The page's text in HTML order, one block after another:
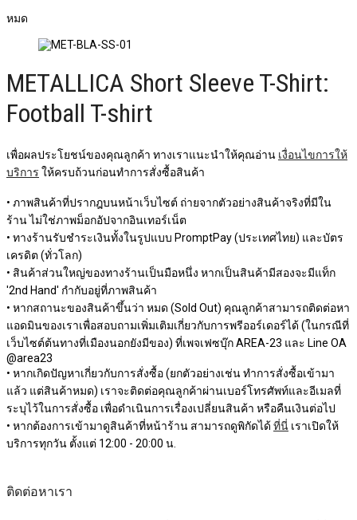
หมด
METALLICA Short Sleeve T-Shirt:
Football T-shirt
เพื่อผลประโยชน์ของคุณลูกค้า ทางเราแนะนำให้คุณอ่าน เงื่อนไขการให้
บริการ ให้ครบถ้วนก่อนทำการสั่งซื้อสินค้า
• ภาพสินค้าที่ปรากฎบนหน้าเว็บไซต์ ถ่ายจากตัวอย่างสินค้าจริงที่มีใน
ร้าน ไม่ใช่ภาพม็อกอัปจากอินเทอร์เน็ต
• ทางร้านรับชำระเงินทั้งในรูปแบบ PromptPay (ประเทศไทย) และบัตร
เครดิต (ทั่วโลก)
• สินค้าส่วนใหญ่ของทางร้านเป็นมือหนึ่ง หากเป็นสินค้ามีสองจะมีแท็ก
'2nd Hand' กำกับอยู่ที่ภาพสินค้า
• หากสถานะของสินค้าขึ้นว่า หมด (Sold Out) คุณลูกค้าสามารถติดต่อหา
แอดมินของเราเพื่อสอบถามเพิ่มเติมเกี่ยวกับการพรีออร์เดอร์ได้ (ในกรณีที่
เว็บไซต์ต้นทางที่เมืองนอกยังมีของ) ที่เพจเฟซบุ๊ก AREA-23 และ Line OA
@area23
• หากเกิดปัญหาเกี่ยวกับการสั่งซื้อ (ยกตัวอย่างเช่น ทำการสั่งซื้อเข้ามา
แล้ว แต่สินค้าหมด) เราจะติดต่อคุณลูกค้าผ่านเบอร์โทรศัพท์และอีเมลที่
ระบุไว้ในการสั่งซื้อ เพื่อดำเนินการเรื่องเปลี่ยนสินค้า หรือคืนเงินต่อไป
• หากต้องการเข้ามาดูสินค้าที่หน้าร้าน สามารถดูพิกัดได้ ที่นี่ เราเปิดให้
บริการทุกวัน ตั้งแต่ 12:00 - 20:00 น.
ติดต่อหาเรา